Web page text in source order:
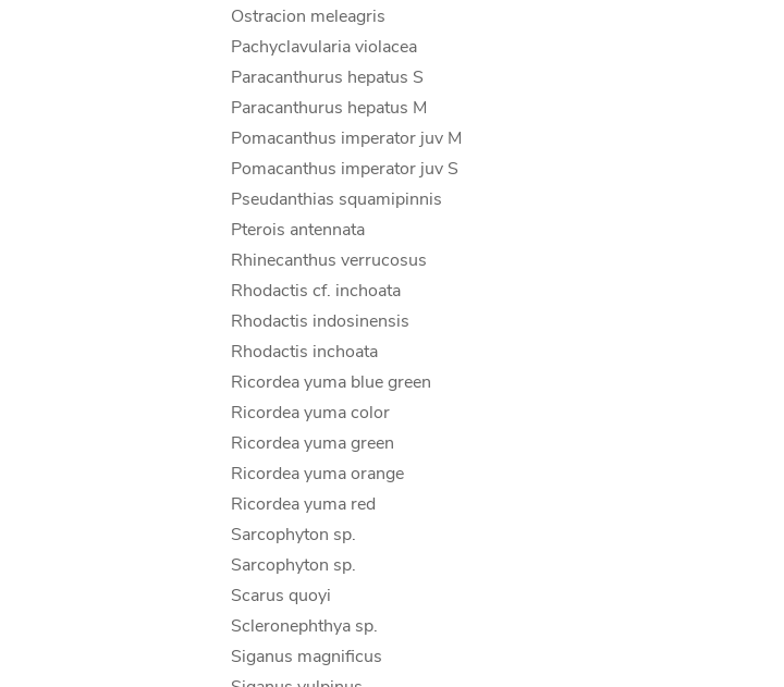
Ostracion meleagris
Pachyclavularia violacea
Paracanthurus hepatus S
Paracanthurus hepatus M
Pomacanthus imperator juv M
Pomacanthus imperator juv S
Pseudanthias squamipinnis
Pterois antennata
Rhinecanthus verrucosus
Rhodactis cf. inchoata
Rhodactis indosinensis
Rhodactis inchoata
Ricordea yuma blue green
Ricordea yuma color
Ricordea yuma green
Ricordea yuma orange
Ricordea yuma red
Sarcophyton sp.
Sarcophyton sp.
Scarus quoyi
Scleronephthya sp.
Siganus magnificus